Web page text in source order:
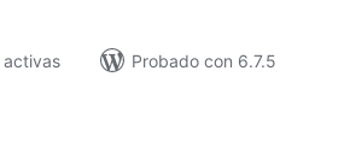
activas
Probado con 6.7.5